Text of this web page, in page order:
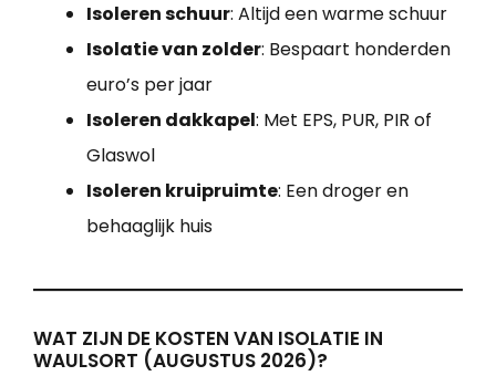
Isoleren schuur: Altijd een warme schuur
Isolatie van zolder: Bespaart honderden
euro’s per jaar
Isoleren dakkapel: Met EPS, PUR, PIR of
Glaswol
Isoleren kruipruimte: Een droger en
behaaglijk huis
WAT ZIJN DE KOSTEN VAN ISOLATIE IN
WAULSORT (AUGUSTUS 2026)?